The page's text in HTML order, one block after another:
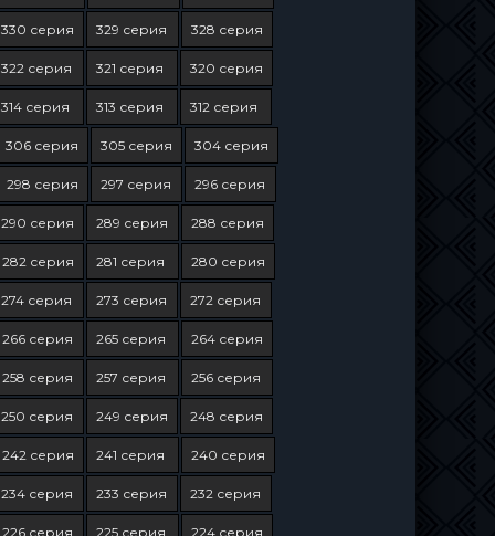
330 серия 329 серия 328 серия
322 серия 321 серия 320 серия
314 серия 313 серия 312 серия
306 серия 305 серия 304 серия
298 серия 297 серия 296 серия
290 серия 289 серия 288 серия
282 серия 281 серия 280 серия
274 серия 273 серия 272 серия
266 серия 265 серия 264 серия
258 серия 257 серия 256 серия
250 серия 249 серия 248 серия
242 серия 241 серия 240 серия
234 серия 233 серия 232 серия
226 серия 225 серия 224 серия